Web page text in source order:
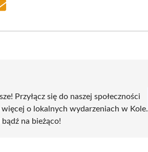
Przyłącz się do naszej społeczności
o lokalnych wydarzeniach w Kole.
na bieżąco!